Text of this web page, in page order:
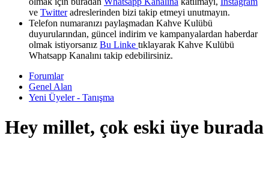
ve Twitteradreslerinden bizi takip etmeyi unutmayın.
Telefon numaranızı paylaşmadan Kahve Kulübü
duyurularından, güncel indirim ve kampanyalardan haberdar
olmak istiyorsanız Bu Linke tıklayarak Kahve Kulübü
Whatsapp Kanalını takip edebilirsiniz.
Forumlar
Genel Alan
Yeni Üyeler - Tanışma
Hey millet, çok eski üye burada